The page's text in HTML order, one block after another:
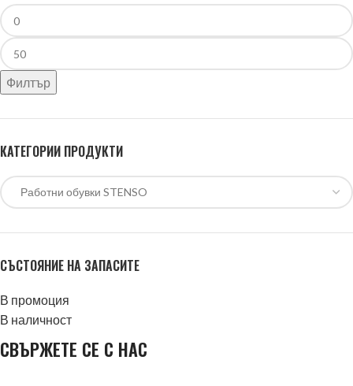
Филтър
КАТЕГОРИИ ПРОДУКТИ
СЪСТОЯНИЕ НА ЗАПАСИТЕ
В промоция
В наличност
СВЪРЖЕТЕ СЕ С НАС